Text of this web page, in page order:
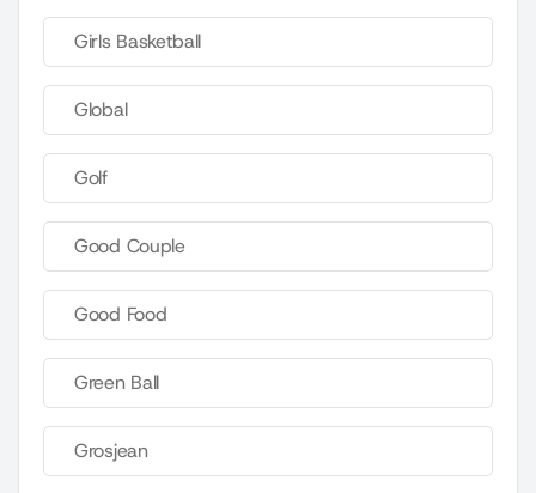
Girls Basketball
Global
Golf
Good Couple
Good Food
Green Ball
Grosjean